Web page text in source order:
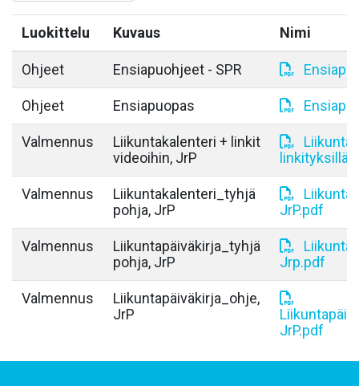
Luokittelu Kuvaus Nimi
Ohjeet Ensiapuohjeet - SPR
Ohjeet Ensiapuopas
Valmennus
Liikuntakalenteri + linkit
videoihin, JrP
linkityksillä,
Valmennus
Liikuntakalenteri_tyhjä
pohja, JrP
JrP.pdf
Valmennus
Liikuntapäiväkirja_tyhjä
pohja, JrP
Jrp.pdf
Valmennus
Liikuntapäiväkirja_ohje,
JrP
JrP.pdf